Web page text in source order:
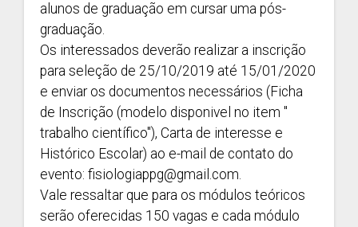
alunos de graduação em cursar uma pós-
graduação.
Os interessados deverão realizar a inscrição
para seleção de 25/10/2019 até 15/01/2020
e enviar os documentos necessários (Ficha
de Inscrição (modelo disponivel no item "
trabalho científico"), Carta de interesse e
Histórico Escolar) ao e-mail de contato do
evento: fisiologiappg@gmail.com.
Vale ressaltar que para os módulos teóricos
serão oferecidas 150 vagas e cada módulo